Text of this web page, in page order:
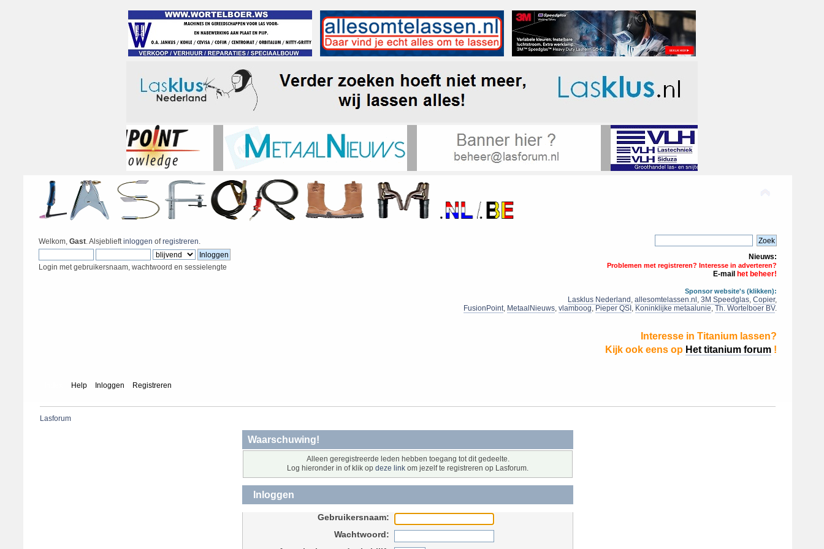
Welkom, Gast. Alsjeblieftinloggen ofregistreren.
Login met gebruikersnaam, wachtwoord en sessielengte
Nieuws:
Problemen met registreren? Interesse in adverteren?
E-mail het beheer!
Sponsor website's (klikken):
Lasklus Nederland , allesomtelassen.nl , 3M Speedglas, Copier,
FusionPoint, MetaalNieuws, vlamboog, Pieper QSI , Koninklijke metaalunie, Th. Wortelboer BV.
Interesse in Titanium lassen?
Kijk ook eens op Het titanium forum !
Help Inloggen Registreren
Lasforum
Waarschuwing!
Alleen geregistreerde leden hebben toegang tot dit gedeelte.
Log hieronder in of klik op deze link om jezelf te registreren op Lasforum.
Inloggen
Gebruikersnaam:
Wachtwoord: